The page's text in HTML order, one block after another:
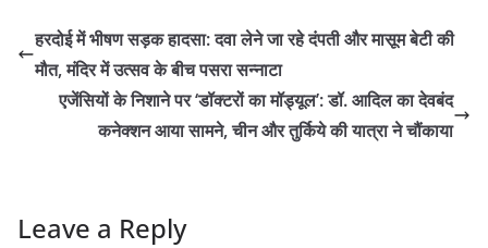
​हरदोई में भीषण सड़क हादसा: दवा लेने जा रहे दंपती और मासूम बेटी की
मौत, मंदिर में उत्सव के बीच पसरा सन्नाटा
एजेंसियों के निशाने पर ‘डॉक्टरों का मॉड्यूल’: डॉ. आदिल का देवबंद
कनेक्शन आया सामने, चीन और तुर्किये की यात्रा ने चौंकाया
Leave a Reply